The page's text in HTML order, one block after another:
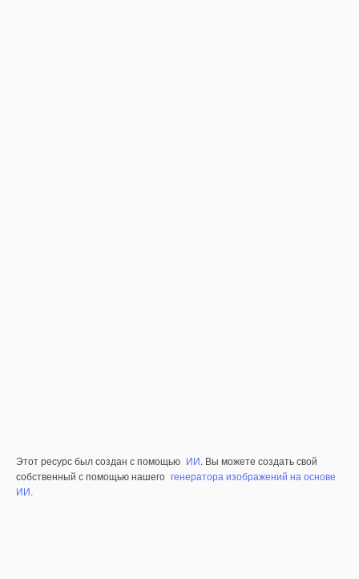
Этот ресурс был создан с помощью ИИ. Вы можете создать свой
собственный с помощью нашего генератора изображений на основе
ИИ.